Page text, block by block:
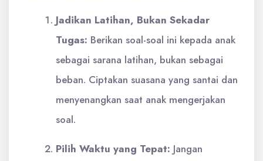
Jadikan Latihan, Bukan Sekadar
Tugas: Berikan soal-soal ini kepada anak
sebagai sarana latihan, bukan sebagai
beban. Ciptakan suasana yang santai dan
menyenangkan saat anak mengerjakan
soal.
Pilih Waktu yang Tepat: Jangan